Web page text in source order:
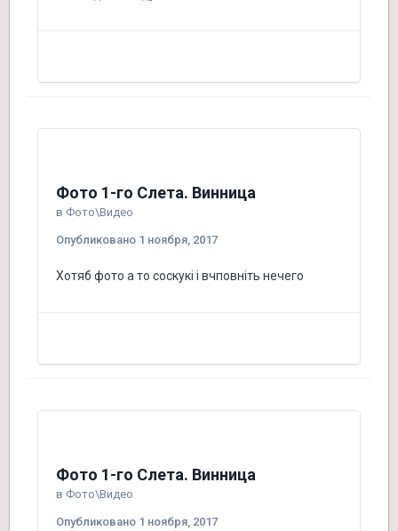
Фото 1-го Слета. Винница
в Фото\Видео
Опубликовано 1 ноября, 2017
Хотяб фото а то соскукі і вчповніть нечего
Фото 1-го Слета. Винница
в Фото\Видео
Опубликовано 1 ноября, 2017